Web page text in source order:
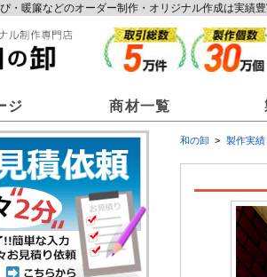
・暖簾などのオーダー制作・オリジナル作成は実績
ジ 商材一覧
和の卸 製作実績